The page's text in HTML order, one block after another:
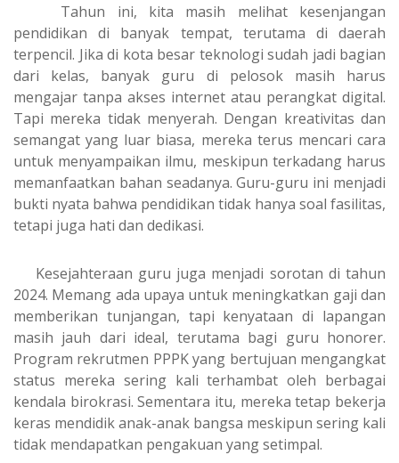
Tahun ini, kita masih melihat kesenjangan
pendidikan di banyak tempat, terutama di daerah
terpencil. Jika di kota besar teknologi sudah jadi bagian
dari kelas, banyak guru di pelosok masih harus
mengajar tanpa akses internet atau perangkat digital.
Tapi mereka tidak menyerah. Dengan kreativitas dan
semangat yang luar biasa, mereka terus mencari cara
untuk menyampaikan ilmu, meskipun terkadang harus
memanfaatkan bahan seadanya. Guru-guru ini menjadi
bukti nyata bahwa pendidikan tidak hanya soal fasilitas,
tetapi juga hati dan dedikasi.
Kesejahteraan guru juga menjadi sorotan di tahun
2024. Memang ada upaya untuk meningkatkan gaji dan
memberikan tunjangan, tapi kenyataan di lapangan
masih jauh dari ideal, terutama bagi guru honorer.
Program rekrutmen PPPK yang bertujuan mengangkat
status mereka sering kali terhambat oleh berbagai
kendala birokrasi. Sementara itu, mereka tetap bekerja
keras mendidik anak-anak bangsa meskipun sering kali
tidak mendapatkan pengakuan yang setimpal.